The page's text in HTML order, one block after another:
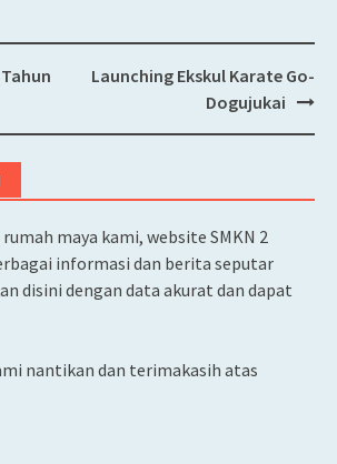
Launching Ekskul Karate Go-
Dogujukai
maya kami, website SMKN 2
informasi dan berita seputar
disini dengan data akurat dan dapat
nantikan dan terimakasih atas